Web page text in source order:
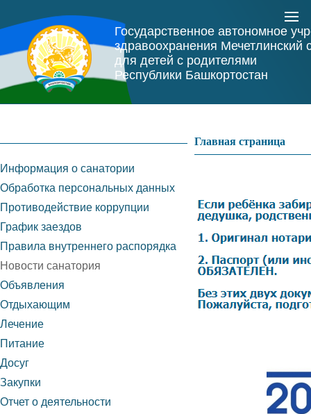
Государственное автономное
здравоохранения Мечетлинский
для детей с родителями
Республики Башкортостан
Главная страница
Информация о санатории
Обработка персональных данных
Противодействие коррупции
График заездов
Правила внутреннего распорядка
Новости санатория
Объявления
Отдыхающим
Лечение
Питание
Досуг
Закупки
Отчет о деятельности